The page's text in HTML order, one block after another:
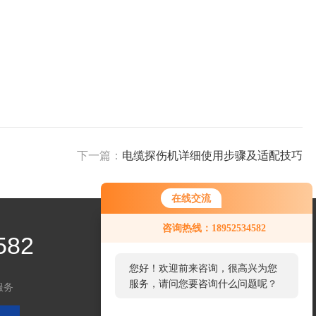
在线交流
咨询热线：18952534582
您好！欢迎前来咨询，很高兴为您
服务，请问您要咨询什么问题呢？
下一篇： 电缆探伤机详细使用步骤及适配技巧
务